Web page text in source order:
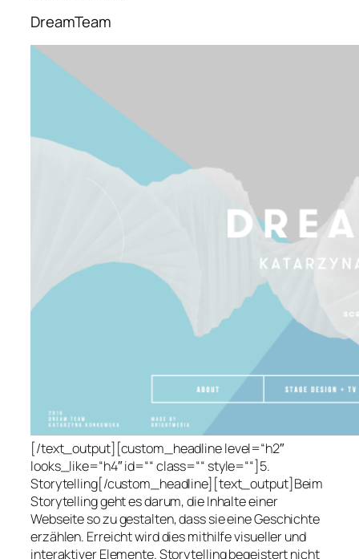
DreamTeam
[/text_output][custom_headline level=“h2″
looks_like=“h4″ id=““ class=““ style=““]5.
Storytelling[/custom_headline][text_output]Beim
Storytelling geht es darum, die Inhalte einer
Webseite so zu gestalten, dass sie eine Geschichte
erzählen. Erreicht wird dies mithilfe visueller und
interaktiver Elemente. Storytelling begeistert nicht